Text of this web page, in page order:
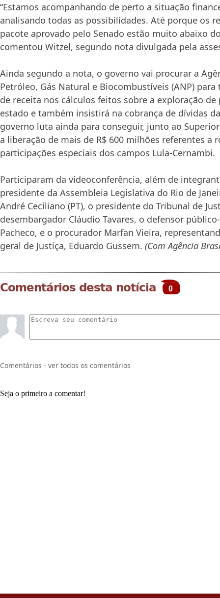
“Estamos acompanhando de perto a situação
analisando todas as possibilidades. Até porque os
pacote aprovado pelo Senado estão muito abaixo
comentou Witzel, segundo nota divulgada pela
Ainda segundo a nota, o governo vai procurar a
Petróleo, Gás Natural e Biocombustíveis (ANP)
de receita nos cálculos feitos sobre a exploração
estado e também insistirá na cobrança de dívidas
governo luta ainda para conseguir, junto ao
a liberação de mais de R$ 600 milhões referentes a
participações especiais dos campos Lula-Cernambi.
Participaram da videoconferência, além de
presidente da Assembleia Legislativa do Rio de
André Ceciliano (PT), o presidente do Tribunal de
desembargador Cláudio Tavares, o defensor
Pacheco, e o procurador Marfan Vieira,
geral de Justiça, Eduardo Gussem. (Com Agência
Comentários desta notícia 0
Comentários - ver todos os comentários
Seja o primeiro a comentar!